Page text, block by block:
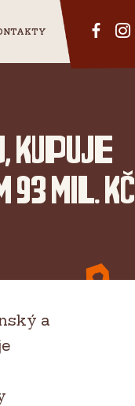
kupuje
mil. Kč
a